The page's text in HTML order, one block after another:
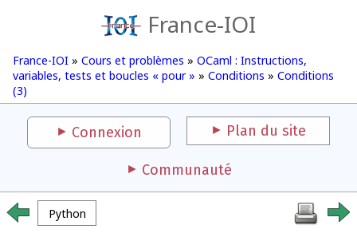
France-IOI
France-IOI » Cours et problèmes » OCaml : Instructions,
variables, tests et boucles « pour » » Conditions » Conditions
(3)
Connexion Plan du site
Communauté
Python